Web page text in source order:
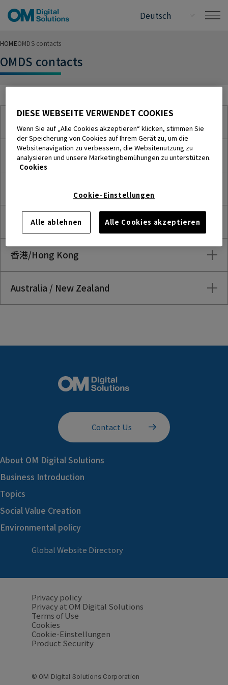
HOMEOMDS contacts
OMDS contacts
U.S.A.
中华人民共和国/China
香港/Hong Kong
Australia / New Zealand
Contact Us
Global Website Directory
About OM Digital Solutions
Business Introduction
Topics
Social Value Creation
Environmental policy
Privacy policy
Privacy at OM Digital Solutions
Terms of Use
Cookies
Cookie-Einstellungen
Product Security
© OM Digital Solutions Corporation
DIESE WEBSEITE VERWENDET COOKIES
Wenn Sie auf „Alle Cookies akzeptieren“ klicken, stimmen Sie
der Speicherung von Cookies auf Ihrem Gerät zu, um die
Websitenavigation zu verbessern, die Websitenutzung zu
analysieren und unsere Marketingbemühungen zu unterstützen.
Cookies
Cookie-Einstellungen
Alle ablehnen Alle Cookies akzeptieren